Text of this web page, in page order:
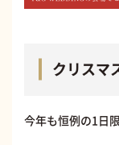
クリスマ
今年も恒例の1日